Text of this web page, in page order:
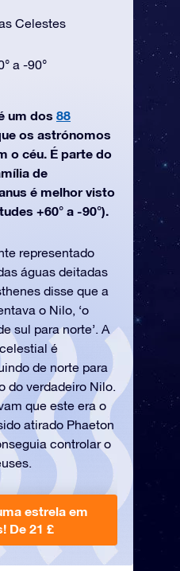
Celestes
a -90°
um dos 88
os astrónomos
o céu. É parte do
de
é melhor visto
+60° a -90°).
representado
águas deitadas
disse que a
o Nilo, ‘o
sul para norte’. A
é
de norte para
do verdadeiro Nilo.
que este era o
atirado Phaeton
controlar o
estrela em
De 21 £